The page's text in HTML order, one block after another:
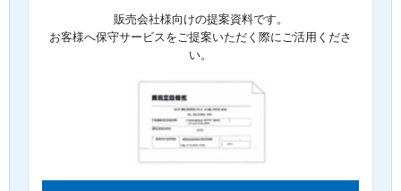
販売会社様向けの提案資料です。
お客様へ保守サービスをご提案いただく際にご活用くださ
い。